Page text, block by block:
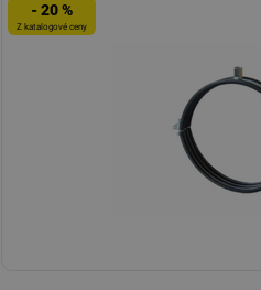
- 20 %
Z katalogové ceny